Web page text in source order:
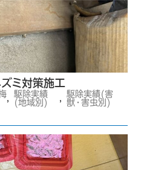
ミ対策施工
,
駆除実績
(地域別)
,
駆除実績(害
獣・害虫別)